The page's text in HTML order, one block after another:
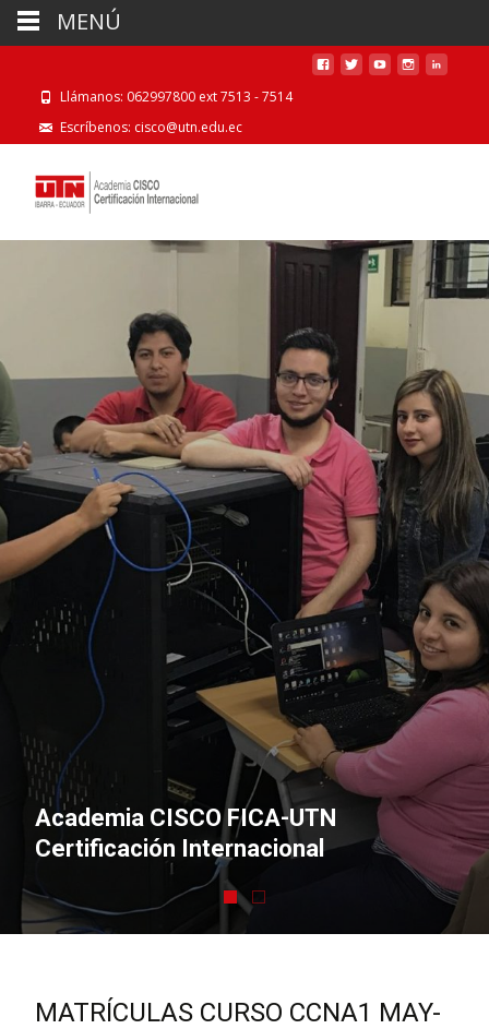
Llámanos: 062997800 ext 7513 - 7514
Escríbenos: cisco@utn.edu.ec
Academia CISCO FICA-UTN
Certificación Internacional
MATRÍCULAS CURSO CCNA1 MAY-
MENÚ